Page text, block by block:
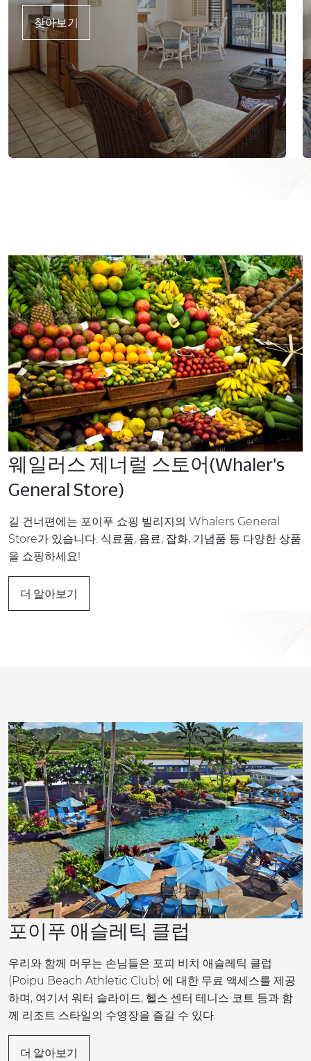
찾아보기
웨일러스 제너럴 스토어(Whaler's
General Store)
길 건너편에는 포이푸 쇼핑 빌리지의 Whalers General
Store가 있습니다. 식료품, 음료, 잡화, 기념품 등 다양한 상품
을 쇼핑하세요!
더 알아보기
포이푸 애슬레틱 클럽
우리와 함께 머무는 손님들은 포피 비치 애슬레틱 클럽
(Poipu Beach Athletic Club) 에 대한 무료 액세스를 제공
하며, 여기서 워터 슬라이드, 헬스 센터 테니스 코트 등과 함
께 리조트 스타일의 수영장을 즐길 수 있다.
더 알아보기